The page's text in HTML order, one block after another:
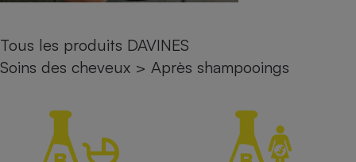
Tous les produits DAVINES
Soins des cheveux > Après shampooings
Assurance emprunteur
Matelas
Mutuelle